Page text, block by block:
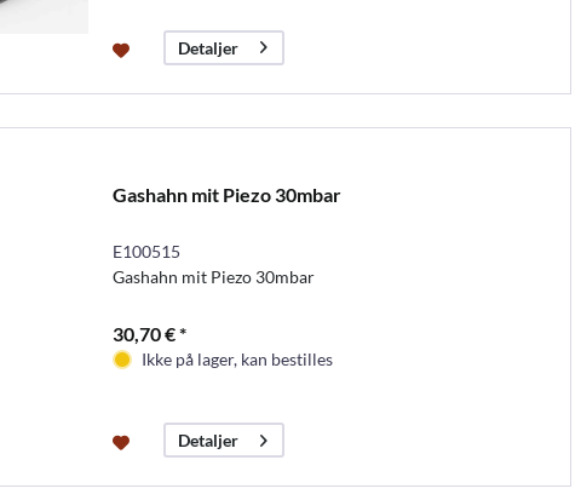
Detaljer
Gashahn mit Piezo 30mbar
E100515
Gashahn mit Piezo 30mbar
30,70 € *
Ikke på lager, kan bestilles
Detaljer